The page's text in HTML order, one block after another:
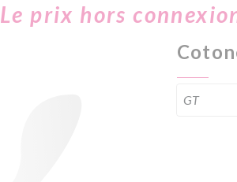
Le prix hors
GT